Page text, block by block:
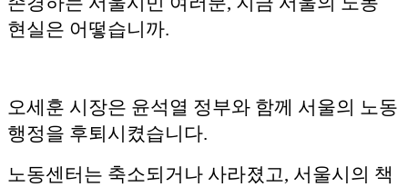
현실은 어떻습니까.
오세훈 시장은 윤석열 정부와 함께 서울의 노동
행정을 후퇴시켰습니다.
노동센터는 축소되거나 사라졌고, 서울시의 책